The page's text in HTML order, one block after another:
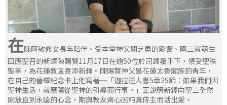
在陳阿敏修女長年陪伴、受本堂神父關芝勇的影響、國三就萌生
回應聖召的新鐸陳賜賢11月17日在逾50位於司鐸覆手下，領受聖秩
聖事，為花蓮教區喜添新鐸。陳賜賢神父是花蓮太魯閣族的青年，
在自己的晉鐸紀念卡上他寫著─「迦拉達人書5章25節：如果我們因
聖神生活，就應隨從聖神的引導而行事。」正說明新鐸向聖三全然
開放直到永遠的心念，期與教友齊心因純真侍主而活出愛。